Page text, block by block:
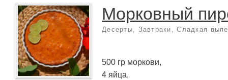
Морковный
Десерты, Завтраки ,Сладкая
500 гр моркови,
4 яйца,